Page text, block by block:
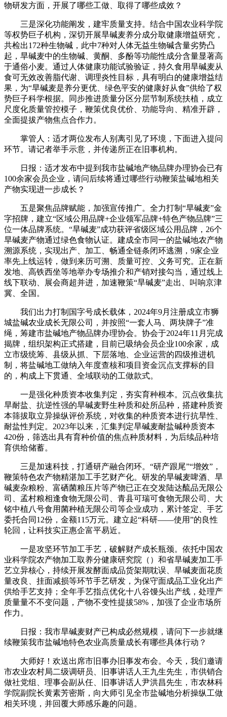
物研发方面，开展了哪些工做、取得了哪些成效？
三是深化功能阐发，建牢质量支持。结合中国农业科学院
等权势巨子机构，深切开展旱碱麦养分成分取健康增益研究，
共检出172种生物碱，此中7种对人体无益生物碱含量劣势凸
起，旱碱麦中的生物碱、黄酮、多酚等功能性成分含量显著高
于通俗小麦。通过人体健康功能试验验证，持久食用旱碱麦从
食可无效改善脂代谢、调理炎性目标，具有明白的健康增益结
果，为“旱碱麦是养分更优、绿色平安的健康好从食”供给了权
势巨子科学根据。同步推进质量分区分层节制系统扶植，成立
尺度化质量管控模子，鞭策优良优价、功能导向、精准开辟，
全面提拔产物焦点合作力。
掌管人：适才两位发布人别离引见了环境，下面进入提问
环节。请记者举手示意，并传递所正在旧事机构。
日报：适才发布中提到我市盐碱地产物品牌办理协会已有
100余家会员企业，请问后续将通过哪些行动鞭策盐碱地相关
产物实现进一步成长？
五是聚焦品牌赋能，加强宣传推广。全力打制“旱碱麦”金
字招牌，建立“区域公用品牌+企业领军品牌+特色产物品牌”三
位一体品牌系统。“旱碱麦”成功获评省级区域公用品牌，26个
旱碱麦产物通过绿色食物认证。建成全市同一的盐碱地农产物
溯源系统，实现出产、加工、畅通全链条闭环逃溯，9家企业
率先上线运转，做到来历可溯、质量可控、义务可究。正在新
发地、高铁西坐等地举办专场推介和产销对接勾当，通过线上
线下联动、展会商超并进，加速鞭策“旱碱麦”走出、叫响京津
冀、全国。
我们出力打制国字号成长载体，2024年9月注册成立市狮
城盐碱农业成长无限公司，并按照“一套人马、两块牌子”准
绳，筹建市盐碱地产物品牌办理协会。协会于2024年11月完成
揭牌，组织架构正式搭建，目前已吸纳会员企业100余家，成
立市级统筹、县级从抓、下层落地、企业运营的四级推进机
制，将盐碱地工做纳入年度查核和项目资金沉点支撑标的目
的，构成上下贯通、全域联动的工做款式。
一是强化种质资本收集判定，夯实育种根本。沉点收集抗
旱耐盐、抗逆性强的旱碱麦野生种质和处所品种，搭建种质资
本筛拔取立异操纵评价系统，对收集的种质资本进行抗旱性、
耐盐性判定。2023年以来，汇集判定旱碱麦耐盐碱种质资本
420份，筛选出具有育种价值的焦点种质材料，为后续品种培
育供给储蓄。
三是加速科技，打通研产融合闭环。“研产跟尾”“增效”，
鞭策特色农产物精湛加工手艺财产化。研发的旱碱麦啤酒、旱
碱麦杂粮粉、富硒菌粮压片等产物已正在交发陆达酼品无限公
司、孟村粮相逢食物无限公司、青县可瑞可食物无限公司、大
铭中植八号食用菌种植无限公司等企业成功，累计签定、手艺
委托合同12份，金额115万元。建立起“科研——使用”的良性
轮回，让科技实正惠企富平易近。
一是攻坚环节加工手艺，破解财产成长瓶颈。依托中国农
业科学院农产物加工取养分健康研究院（）和省旱碱麦加工手
艺立异核心，持续开展发酵面成品货架期耽误、旱碱麦面花质
量改良、挂面减损等环节手艺研发，为保守面成品工业化出产
供给手艺支持；全年手艺指点优化十八谷馒头出产线，处理产
质量量不不变问题，产物不变性提拔58%，加强了企业市场所
作力。
日报：我市旱碱麦财产已构成必然规模，请问下一步就继
续鞭策我市盐碱地特色农业高质量成长有哪些具体行动？
大师好！欢送出席市旧事办旧事发布会。今天，我们邀请
市农业农村局二级调研员、旧事讲话人王九生先生，市供销合
做社党组、理事会副从任、旧事讲话人尹洪昌先生，市农林科
学院副院长黄素芳密斯，向大师引见全市盐碱地分析操纵工做
相关环境，并回覆大师感乐趣的问题。